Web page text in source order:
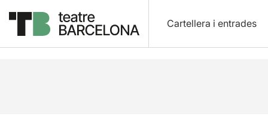
Cartellera i entrades